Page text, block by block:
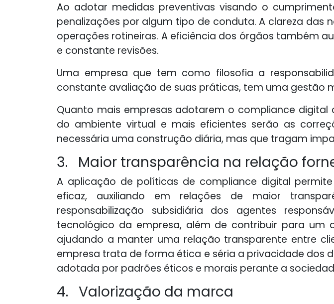
Ao adotar medidas preventivas visando o
penalizações por algum tipo de conduta. A clareza
operações rotineiras. A eficiência dos órgãos também
e constante revisões.
Uma empresa que tem como filosofia a
constante avaliação de suas práticas, tem uma gestão
Quanto mais empresas adotarem o compliance
do ambiente virtual e mais eficientes serão as
necessária uma construção diária, mas que tragam
3. Maior transparência na relação
A aplicação de políticas de compliance digital
eficaz, auxiliando em relações de maior
responsabilização subsidiária dos agentes
tecnológico da empresa, além de contribuir para um
ajudando a manter uma relação transparente entre
empresa trata de forma ética e séria a privacidade dos
adotada por padrões éticos e morais perante a
4. Valorização da marca